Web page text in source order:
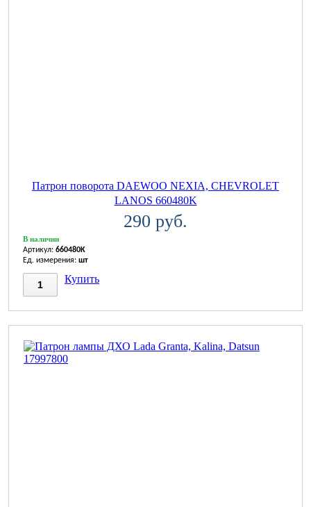
Патрон поворота DAEWOO NEXIA, CHEVROLET
LANOS 660480K
290 руб.
В наличии
Артикул: 660480K
Ед. измерения: шт
Купить